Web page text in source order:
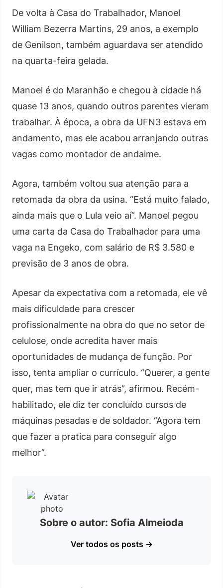
De volta à Casa do Trabalhador, Manoel
William Bezerra Martins, 29 anos, a exemplo
de Genilson, também aguardava ser atendido
na quarta-feira gelada.
Manoel é do Maranhão e chegou à cidade há
quase 13 anos, quando outros parentes vieram
trabalhar. À época, a obra da UFN3 estava em
andamento, mas ele acabou arranjando outras
vagas como montador de andaime.
Agora, também voltou sua atenção para a
retomada da obra da usina. “Está muito falado,
ainda mais que o Lula veio aí”. Manoel pegou
uma carta da Casa do Trabalhador para uma
vaga na Engeko, com salário de R$ 3.580 e
previsão de 3 anos de obra.
Apesar da expectativa com a retomada, ele vê
mais dificuldade para crescer
profissionalmente na obra do que no setor de
celulose, onde acredita haver mais
oportunidades de mudança de função. Por
isso, tenta ampliar o currículo. “Querer, a gente
quer, mas tem que ir atrás”, afirmou. Recém-
habilitado, ele diz ter concluído cursos de
máquinas pesadas e de soldador. “Agora tem
que fazer a pratica para conseguir algo
melhor”.
Sobre o autor: Sofia Almeioda
Ver todos os posts →